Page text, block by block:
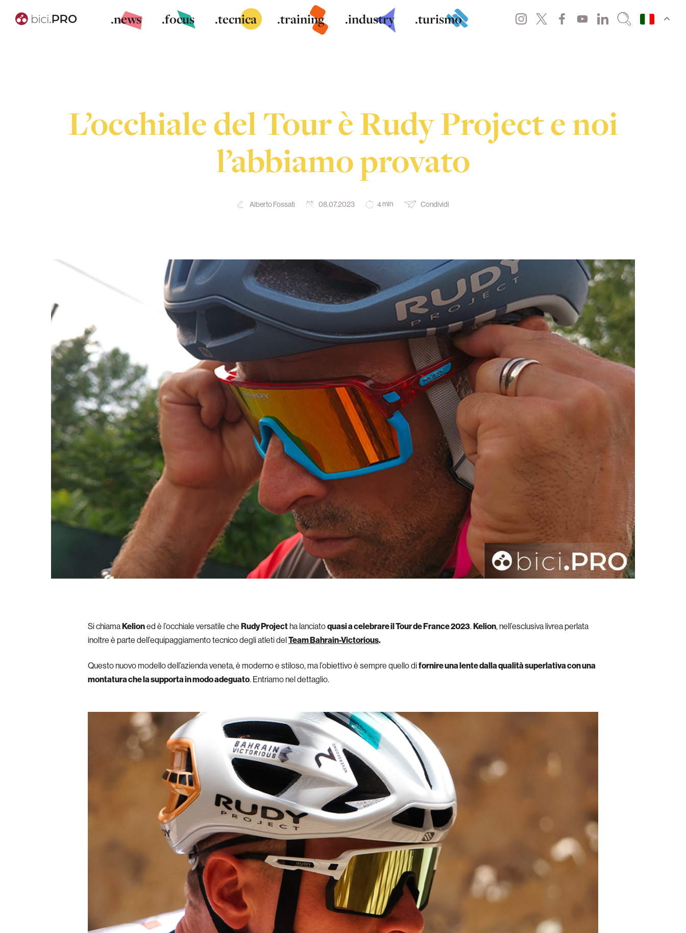
.news .focus .tecnica .training .industry .turismo
L’occhiale del Tour è Rudy Project e noi
l’abbiamo provato
Alberto Fossati 08.07.2023 4min Condividi
Si chiamaKelioned è l’occhiale versatile che Rudy Projectha lanciatoquasi a celebrare il Tour de France 2023.Kelion, nell’esclusiva livrea perlata
inoltre è parte dell’equipaggiamento tecnico degli atleti delTeam Bahrain-Victorious.
Questo nuovo modello dell’azienda veneta, è moderno e stiloso, ma l’obiettivo è sempre quello difornire una lente dalla qualità superlativa con una
montatura che la supporta in modo adeguato. Entriamo nel dettaglio.